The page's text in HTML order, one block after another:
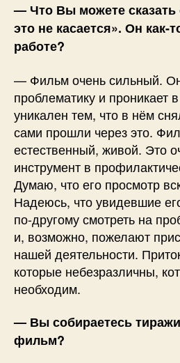
— Что Вы можете
это не касается». Он
работе?
— Фильм очень сильный.
проблематику и проникает
уникален тем, что в нём
сами прошли через это.
естественный, живой. Это
инструмент в
Думаю, что его просмотр
Надеюсь, что увидевшие
по-другому смотреть на
и, возможно, пожелают
нашей деятельности.
которые небезразличны,
необходим.
— Вы собираетесь
фильм?